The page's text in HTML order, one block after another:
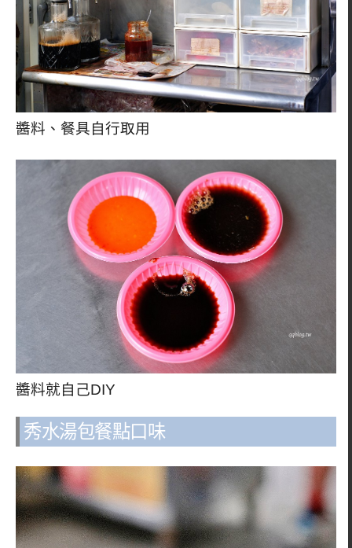
醬料、餐具自行取用
醬料就自己DIY
秀水湯包餐點口味